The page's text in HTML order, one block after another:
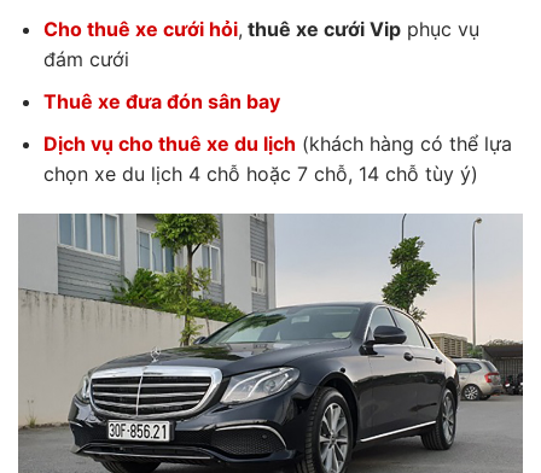
Cho thuê xe cưới hỏi, thuê xe cưới Vipphục vụ
đám cưới
Thuê xe đưa đón sân bay
Dịch vụ cho thuê xe du lịch (khách hàng có thể lựa
chọn xe du lịch 4 chỗ hoặc 7 chỗ, 14 chỗ tùy ý)